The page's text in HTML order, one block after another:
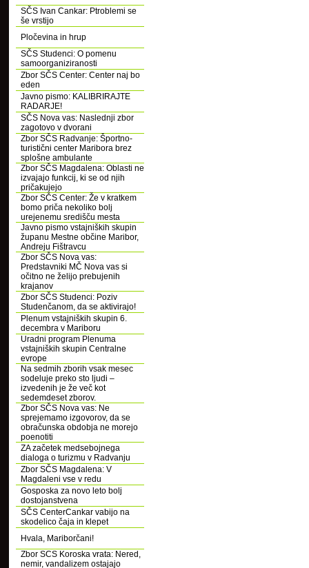
SČS Ivan Cankar: Ptroblemi se
še vrstijo
Pločevina in hrup
SČS Studenci: O pomenu
samoorganiziranosti
Zbor SČS Center: Center naj bo
eden
Javno pismo: KALIBRIRAJTE
RADARJE!
SČS Nova vas: Naslednji zbor
zagotovo v dvorani
Zbor SČS Radvanje: Športno-
turistični center Maribora brez
splošne ambulante
Zbor SČS Magdalena: Oblasti ne
izvajajo funkcij, ki se od njih
pričakujejo
Zbor SČS Center: Že v kratkem
bomo priča nekoliko bolj
urejenemu središču mesta
Javno pismo vstajniških skupin
županu Mestne občine Maribor,
Andreju Fištravcu
Zbor SČS Nova vas:
Predstavniki MČ Nova vas si
očitno ne želijo prebujenih
krajanov
Zbor SČS Studenci: Poziv
Studenčanom, da se aktivirajo!
Plenum vstajniških skupin 6.
decembra v Mariboru
Uradni program Plenuma
vstajniških skupin Centralne
evrope
Na sedmih zborih vsak mesec
sodeluje preko sto ljudi –
izvedenih je že več kot
sedemdeset zborov.
Zbor SČS Nova vas: Ne
sprejemamo izgovorov, da se
obračunska obdobja ne morejo
poenotiti
ZA začetek medsebojnega
dialoga o turizmu v Radvanju
Zbor SČS Magdalena: V
Magdaleni vse v redu
Gosposka za novo leto bolj
dostojanstvena
SČS CenterCankar vabijo na
skodelico čaja in klepet
Hvala, Mariborčani!
Zbor SCS Koroska vrata: Nered,
nemir, vandalizem ostajajo